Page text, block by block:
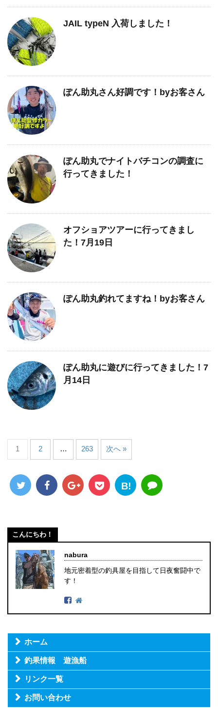
JAIL typeN 入荷しました！
ぽん助丸さん好調です！byお客さん
ぽん助丸でナイトバチコンの調査に
行ってきました！
オフショアツアーに行ってきまし
た！7月19日
ぽん助丸釣れてますね！byお客さん
ぽん助丸に遊びに行ってきました！7
月14日
1 2 … 263 次へ »
B!
こんにちわ！
nabura
地元密着型の釣具屋を目指して日夜奮闘中で
す！
ホーム
釣果情報 遊漁船
リンク一覧
お問い合わせ